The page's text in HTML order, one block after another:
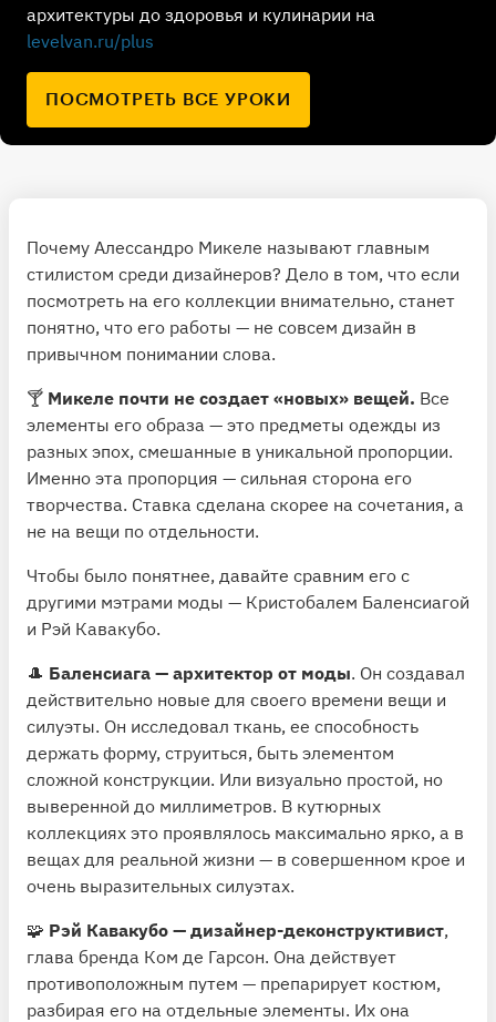
архитектуры до здоровья и кулинарии на
levelvan.ru/plus
ПОСМОТРЕТЬ ВСЕ УРОКИ
Почему Алессандро Микеле называют главным
стилистом среди дизайнеров? Дело в том, что если
посмотреть на его коллекции внимательно, станет
понятно, что его работы — не совсем дизайн в
привычном понимании слова.
🍸 Микеле почти не создает «новых» вещей. Все
элементы его образа — это предметы одежды из
разных эпох, смешанные в уникальной пропорции.
Именно эта пропорция — сильная сторона его
творчества. Ставка сделана скорее на сочетания, а
не на вещи по отдельности.
Чтобы было понятнее, давайте сравним его с
другими мэтрами моды — Кристобалем Баленсиагой
и Рэй Кавакубо.
🎩 Баленсиага — архитектор от моды. Он создавал
действительно новые для своего времени вещи и
силуэты. Он исследовал ткань, ее способность
держать форму, струиться, быть элементом
сложной конструкции. Или визуально простой, но
выверенной до миллиметров. В кутюрных
коллекциях это проявлялось максимально ярко, а в
вещах для реальной жизни — в совершенном крое и
очень выразительных силуэтах.
🧩 Рэй Кавакубо — дизайнер-деконструктивист,
глава бренда Ком де Гарсон. Она действует
противоположным путем — препарирует костюм,
разбирая его на отдельные элементы. Их она